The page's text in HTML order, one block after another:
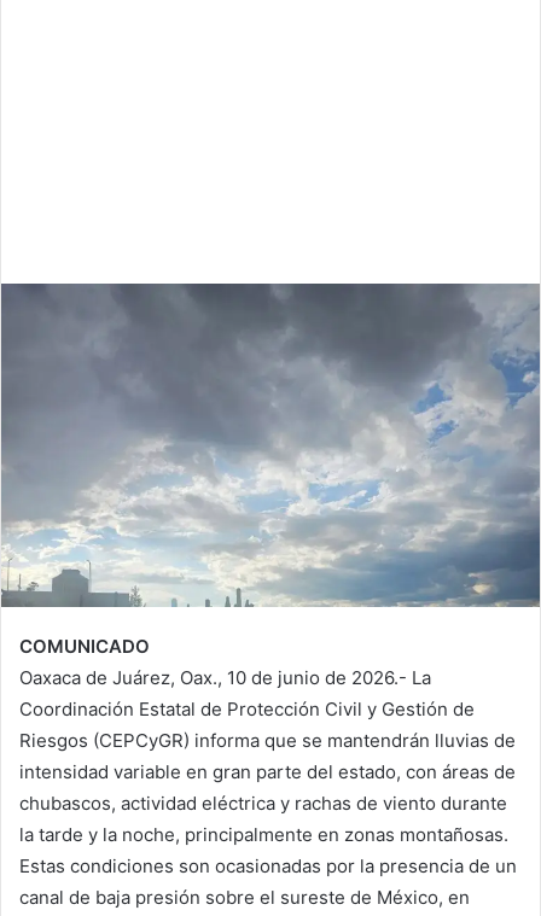
COMUNICADO
Oaxaca de Juárez, Oax., 10 de junio de 2026.- La
Coordinación Estatal de Protección Civil y Gestión de
Riesgos (CEPCyGR) informa que se mantendrán lluvias de
intensidad variable en gran parte del estado, con áreas de
chubascos, actividad eléctrica y rachas de viento durante
la tarde y la noche, principalmente en zonas montañosas.
Estas condiciones son ocasionadas por la presencia de un
canal de baja presión sobre el sureste de México, en